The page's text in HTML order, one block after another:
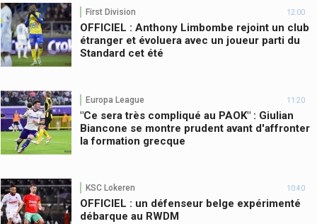
First Division 12:00
OFFICIEL : Anthony Limbombe rejoint un club
étranger et évoluera avec un joueur parti du
Standard cet été
Europa League 11:20
"Ce sera très compliqué au PAOK" : Giulian
Biancone se montre prudent avant d'affronter
la formation grecque
KSC Lokeren 10:40
OFFICIEL : un défenseur belge expérimenté
débarque au RWDM